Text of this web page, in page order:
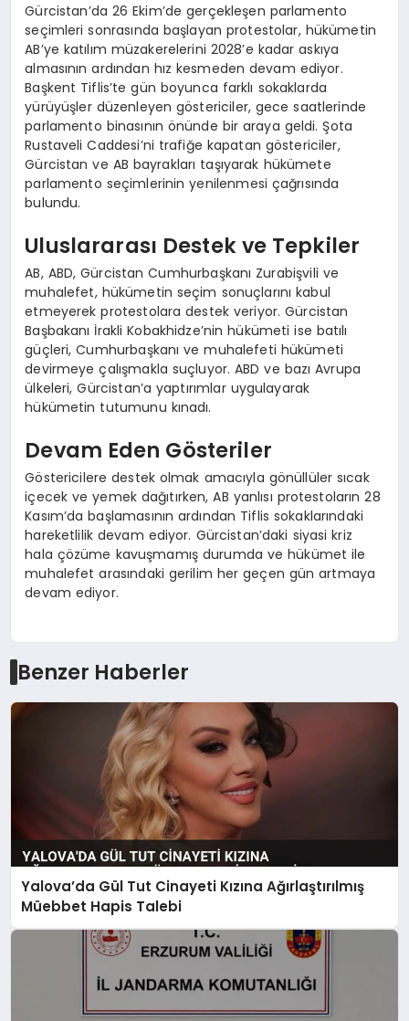
Gürcistan’da 26 Ekim’de gerçekleşen parlamento
seçimleri sonrasında başlayan protestolar, hükümetin
AB’ye katılım müzakerelerini 2028’e kadar askıya
almasının ardından hız kesmeden devam ediyor.
Başkent Tiflis’te gün boyunca farklı sokaklarda
yürüyüşler düzenleyen göstericiler, gece saatlerinde
parlamento binasının önünde bir araya geldi. Şota
Rustaveli Caddesi’ni trafiğe kapatan göstericiler,
Gürcistan ve AB bayrakları taşıyarak hükümete
parlamento seçimlerinin yenilenmesi çağrısında
bulundu.
Uluslararası Destek ve Tepkiler
AB, ABD, Gürcistan Cumhurbaşkanı Zurabişvili ve
muhalefet, hükümetin seçim sonuçlarını kabul
etmeyerek protestolara destek veriyor. Gürcistan
Başbakanı İrakli Kobakhidze’nin hükümeti ise batılı
güçleri, Cumhurbaşkanı ve muhalefeti hükümeti
devirmeye çalışmakla suçluyor. ABD ve bazı Avrupa
ülkeleri, Gürcistan’a yaptırımlar uygulayarak
hükümetin tutumunu kınadı.
Devam Eden Gösteriler
Göstericilere destek olmak amacıyla gönüllüler sıcak
içecek ve yemek dağıtırken, AB yanlısı protestoların 28
Kasım’da başlamasının ardından Tiflis sokaklarındaki
hareketlilik devam ediyor. Gürcistan’daki siyasi kriz
hala çözüme kavuşmamış durumda ve hükümet ile
muhalefet arasındaki gerilim her geçen gün artmaya
devam ediyor.
Benzer Haberler
Yalova’da Gül Tut Cinayeti Kızına Ağırlaştırılmış
Müebbet Hapis Talebi